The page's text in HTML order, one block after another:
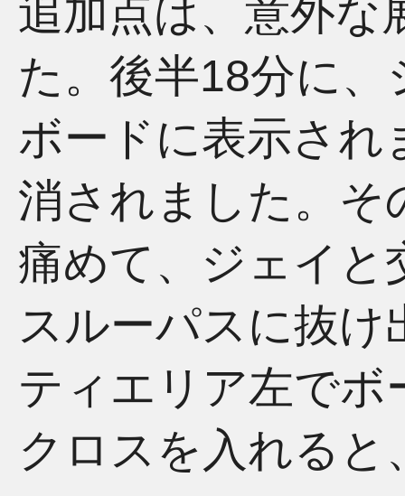
追加点は、意外な
た。後半18分に
ボードに表示され
消されました。そ
痛めて、ジェイと
スルーパスに抜
ティエリア左でボ
クロスを入れる